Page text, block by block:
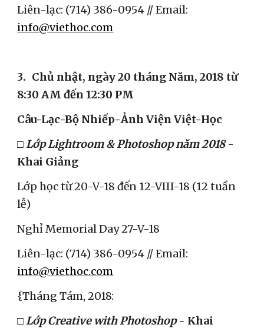
info@viethoc.com
3. Chủ nhật, ngày 20 tháng Năm, 2018 từ
8:30 AM đến 12:30 PM
Câu-Lạc-Bộ Nhiếp-Ảnh Viện Việt-Học
□ Lớp Lightroom & Photoshop năm 2018
Khai Giảng
Lớp học từ 20-V-18 đến 12-VIII-18 (12 tuần
lễ)
Nghỉ Memorial Day 27-V-18
info@viethoc.com
{Tháng Tám, 2018:
□ Lớp Creative with Photoshop - Khai